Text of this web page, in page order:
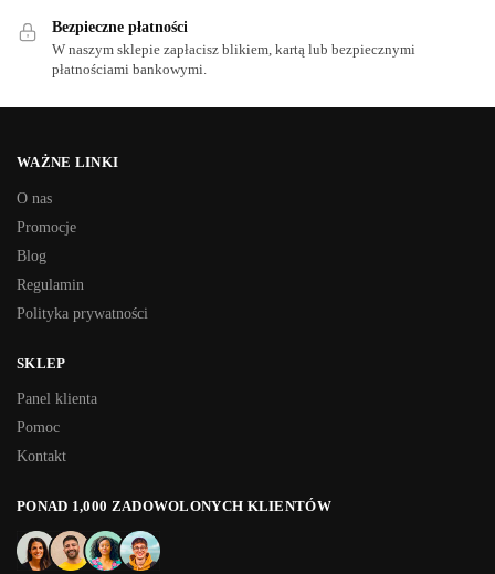
Bezpieczne płatności
W naszym sklepie zapłacisz blikiem, kartą lub bezpiecznymi
płatnościami bankowymi.
WAŻNE LINKI
O nas
Promocje
Blog
Regulamin
Polityka prywatności
SKLEP
Panel klienta
Pomoc
Kontakt
PONAD 1,000 ZADOWOLONYCH KLIENTÓW